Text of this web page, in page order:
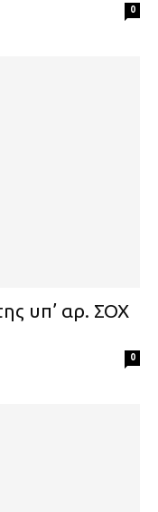
0
υπ’ αρ. ΣΟΧ
0